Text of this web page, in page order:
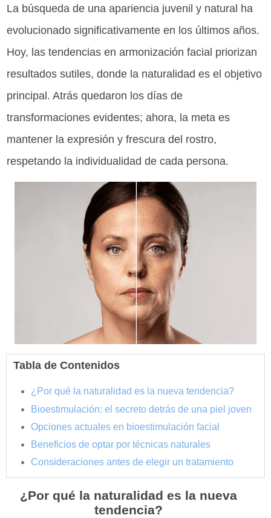
La búsqueda de una apariencia juvenil y natural ha
evolucionado significativamente en los últimos años.
Hoy, las tendencias en armonización facial priorizan
resultados sutiles, donde la naturalidad es el objetivo
principal. Atrás quedaron los días de
transformaciones evidentes; ahora, la meta es
mantener la expresión y frescura del rostro,
respetando la individualidad de cada persona.
Tabla de Contenidos
¿Por qué la naturalidad es la nueva tendencia?
Bioestimulación: el secreto detrás de una piel joven
Opciones actuales en bioestimulación facial
Beneficios de optar por técnicas naturales
Consideraciones antes de elegir un tratamiento
¿Por qué la naturalidad es la nueva
tendencia?